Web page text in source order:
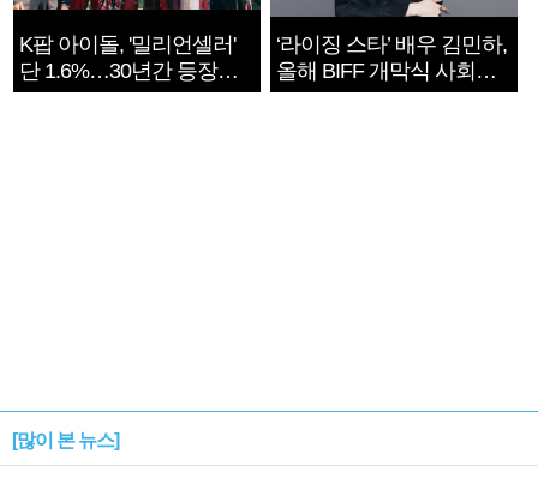
K팝 아이돌, '밀리언셀러'
단 1.6%…30년간 등장
1182개팀 전수조사
‘라이징 스타’ 배우 김민하,
올해 BIFF 개막식 사회자
확정
[많이 본 뉴스]